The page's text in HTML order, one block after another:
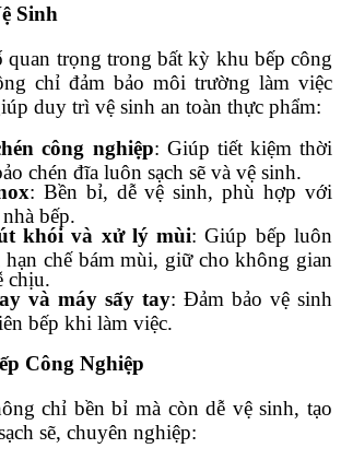
Sinh
quan trọng trong bất kỳ khu bếp công
chỉ đảm bảo môi trường làm việc
duy trì vệ sinh an toàn thực phẩm:
công nghiệp: Giúp tiết kiệm thời
chén đĩa luôn sạch sẽ và vệ sinh.
: Bền bỉ, dễ vệ sinh, phù hợp với
bếp.
khói và xử lý mùi: Giúp bếp luôn
hạn chế bám mùi, giữ cho không gian
chịu.
và máy sấy tay: Đảm bảo vệ sinh
bếp khi làm việc.
Công Nghiệp
chỉ bền bỉ mà còn dễ vệ sinh, tạo
sẽ, chuyên nghiệp: